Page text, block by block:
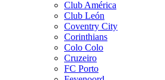
Club América
Club León
Coventry City
Corinthians
Colo Colo
Cruzeiro
FC Porto